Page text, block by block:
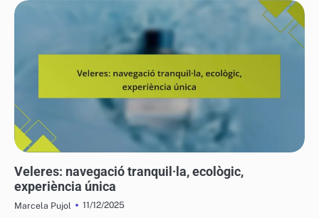
Veleres: navegació tranquil·la, ecològic,
experiència única
Marcela Pujol
11/12/2025